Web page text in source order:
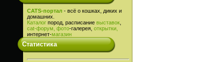
CATS-портал - всё о кошках, диких и
домашних.
Каталог пород, расписание выставок
cat-форум, фото-галерея, открытки,
интернет-магазин
Статистика